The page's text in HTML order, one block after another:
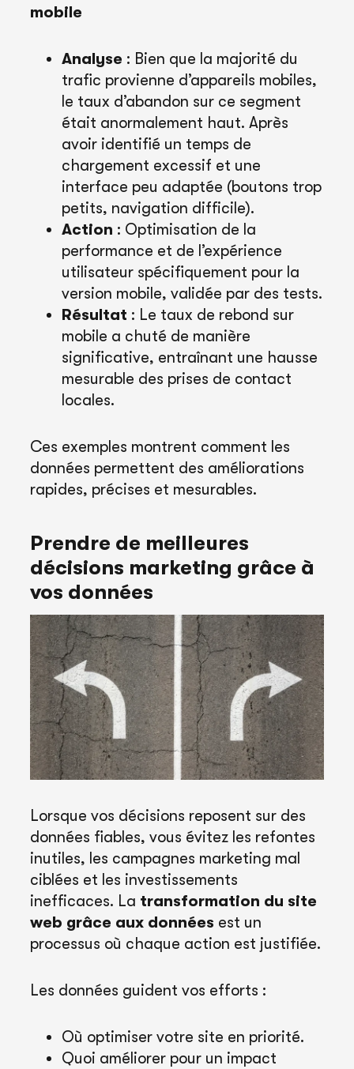
mobile
Analyse : Bien que la majorité du
trafic provienne d’appareils mobiles,
le taux d’abandon sur ce segment
était anormalement haut. Après
avoir identifié un temps de
chargement excessif et une
interface peu adaptée (boutons trop
petits, navigation difficile).
Action : Optimisation de la
performance et de l’expérience
utilisateur spécifiquement pour la
version mobile, validée par des tests.
Résultat : Le taux de rebond sur
mobile a chuté de manière
significative, entraînant une hausse
mesurable des prises de contact
locales.
Ces exemples montrent comment les
données permettent des améliorations
rapides, précises et mesurables.
Prendre de meilleures
décisions marketing grâce à
vos données
Lorsque vos décisions reposent sur des
données fiables, vous évitez les refontes
inutiles, les campagnes marketing mal
ciblées et les investissements
inefficaces. La transformation du site
web grâce aux données est un
processus où chaque action est justifiée.
Les données guident vos efforts :
Où optimiser votre site en priorité.
Quoi améliorer pour un impact